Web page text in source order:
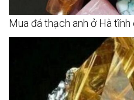
Mua đá thạch anh ở Hà